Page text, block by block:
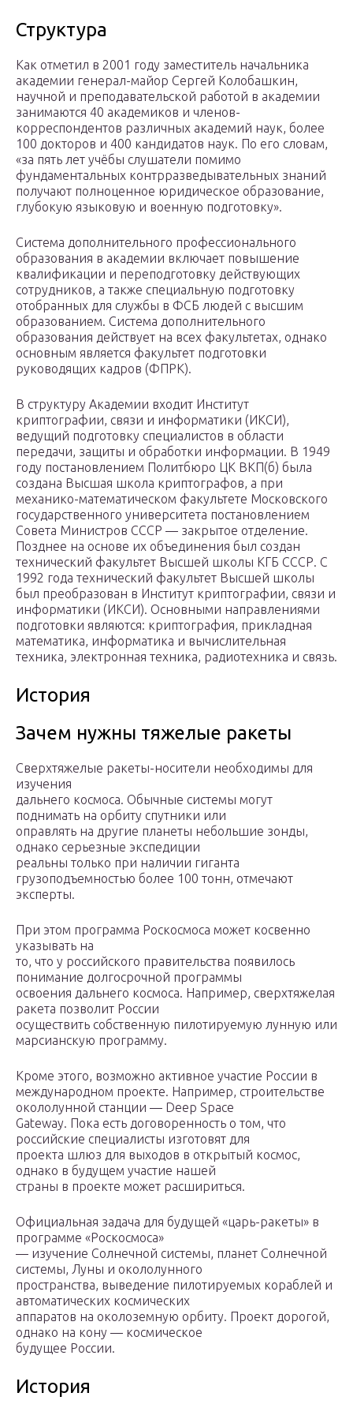
Структура
Как отметил в 2001 году заместитель начальника
академии генерал-майор Сергей Колобашкин,
научной и преподавательской работой в академии
занимаются 40 академиков и членов-
корреспондентов различных академий наук, более
100 докторов и 400 кандидатов наук. По его словам,
«за пять лет учёбы слушатели помимо
фундаментальных контрразведывательных знаний
получают полноценное юридическое образование,
глубокую языковую и военную подготовку».
Система дополнительного профессионального
образования в академии включает повышение
квалификации и переподготовку действующих
сотрудников, а также специальную подготовку
отобранных для службы в ФСБ людей с высшим
образованием. Система дополнительного
образования действует на всех факультетах, однако
основным является факультет подготовки
руководящих кадров (ФПРК).
В структуру Академии входит Институт
криптографии, связи и информатики (ИКСИ),
ведущий подготовку специалистов в области
передачи, защиты и обработки информации. В 1949
году постановлением Политбюро ЦК ВКП(б) была
создана Высшая школа криптографов, а при
механико-математическом факультете Московского
государственного университета постановлением
Совета Министров СССР — закрытое отделение.
Позднее на основе их объединения был создан
технический факультет Высшей школы КГБ СССР. С
1992 года технический факультет Высшей школы
был преобразован в Институт криптографии, связи и
информатики (ИКСИ). Основными направлениями
подготовки являются: криптография, прикладная
математика, информатика и вычислительная
техника, электронная техника, радиотехника и связь.
История
Зачем нужны тяжелые ракеты
Сверхтяжелые ракеты-носители необходимы для
изучения
дальнего космоса. Обычные системы могут
поднимать на орбиту спутники или
оправлять на другие планеты небольшие зонды,
однако серьезные экспедиции
реальны только при наличии гиганта
грузоподъемностью более 100 тонн, отмечают
эксперты.
При этом программа Роскосмоса может косвенно
указывать на
то, что у российского правительства появилось
понимание долгосрочной программы
освоения дальнего космоса. Например, сверхтяжелая
ракета позволит России
осуществить собственную пилотируемую лунную или
марсианскую программу.
Кроме этого, возможно активное участие России в
международном проекте. Например, строительстве
окололунной станции — Deep Space
Gateway. Пока есть договоренность о том, что
российские специалисты изготовят для
проекта шлюз для выходов в открытый космос,
однако в будущем участие нашей
страны в проекте может расшириться.
Официальная задача для будущей «царь-ракеты» в
программе «Роскосмоса»
— изучение Солнечной системы, планет Солнечной
системы, Луны и окололунного
пространства, выведение пилотируемых кораблей и
автоматических космических
аппаратов на околоземную орбиту. Проект дорогой,
однако на кону — космическое
будущее России.
История